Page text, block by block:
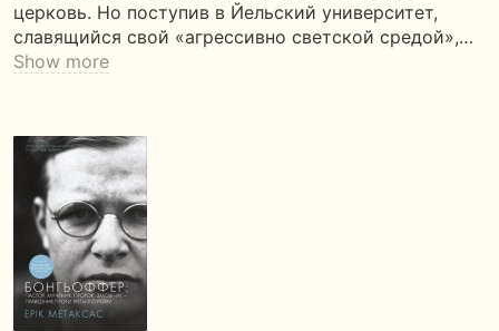
церковь. Но поступив в Йельский университет,
славящийся свой «агрессивно светской средой»,…
Show more